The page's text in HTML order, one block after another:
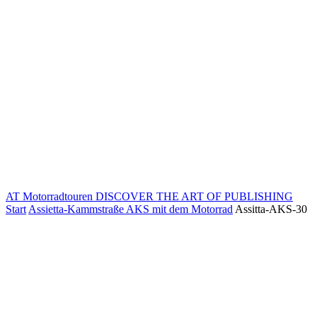
AT Motorradtouren DISCOVER THE ART OF PUBLISHING
Start Assietta-Kammstraße AKS mit dem Motorrad Assitta-AKS-30